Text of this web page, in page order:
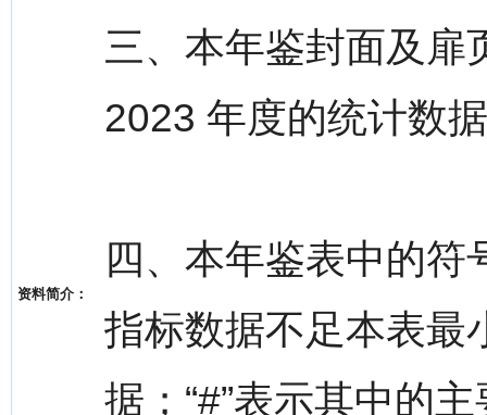
资料简介：
三、本年鉴封面及扉
2023 年度的统计数
四、本年鉴表中的符
指标数据不足本表最
据；“#”表示其中的